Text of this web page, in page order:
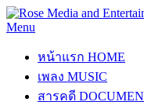
Menu
หน้าแรก HOME
เพลง MUSIC
สารคดี